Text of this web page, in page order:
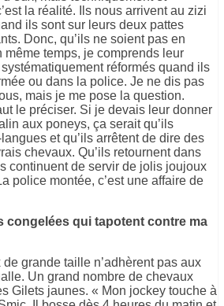
la réalité. Ils nous arrivent au zizi
ils sont sur leurs deux pattes
Donc, qu’ils ne soient pas en
même temps, je comprends leur
réformés quand ils
ou dans la police. Je ne dis pas
mais je me pose la question.
le préciser. Si je devais leur donner
aux poneys, ça serait qu’ils
et qu’ils arrêtent de dire des
chevaux. Qu’ils retournent dans
continuent de servir de jolis joujoux
police montée, c’est une affaire de
congelées qui tapotent contre ma
grande taille n’adhèrent pas aux
Un grand nombre de chevaux
Gilets jaunes. « Mon jockey touche à